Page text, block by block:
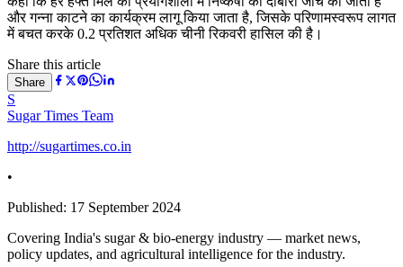
और गन्ना काटने का कार्यक्रम लागू किया जाता है, जिसके परिणामस्वरूप लागत
में बचत करके 0.2 प्रतिशत अधिक चीनी रिकवरी हासिल की है।
Share this article
Share
S
Sugar Times Team
http://sugartimes.co.in
•
Published: 17 September 2024
Covering India's sugar & bio-energy industry — market news,
policy updates, and agricultural intelligence for the industry.